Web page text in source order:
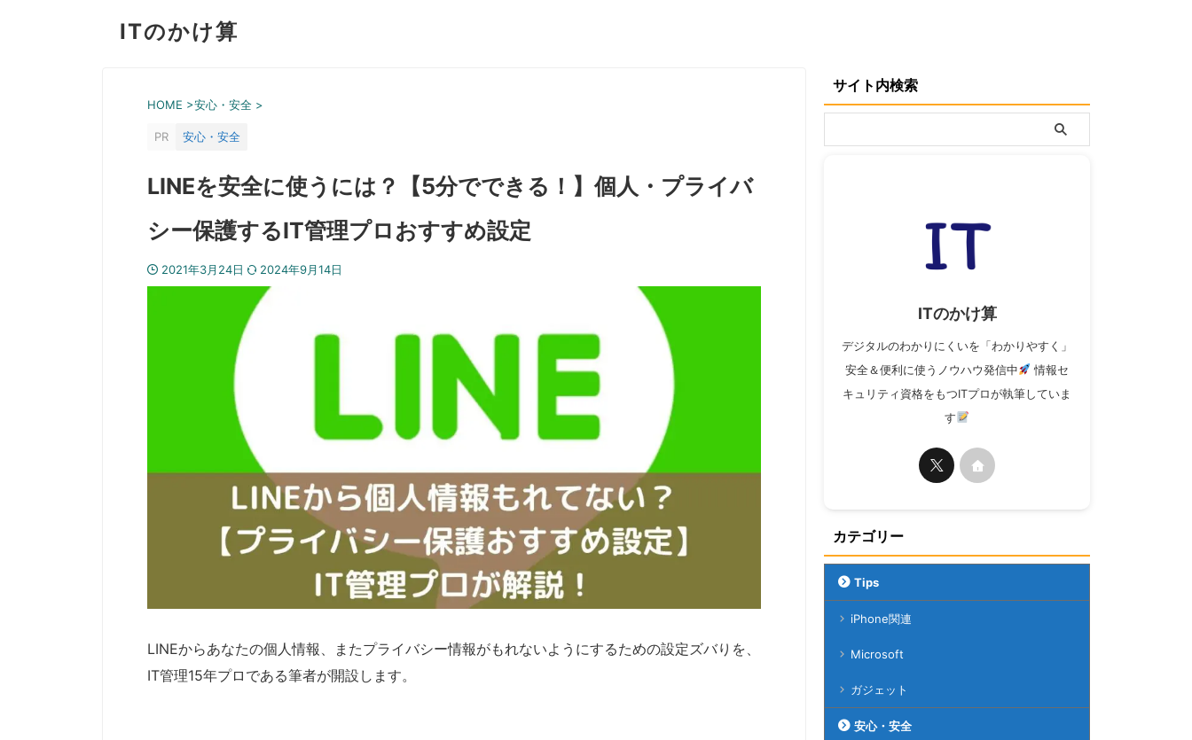
ITのかけ算
HOME >安心・安全 >
PR 安心・安全
LINEを安全に使うには？【5分でできる！】個人・プライバ
シー保護するIT管理プロおすすめ設定
2021年3月24日 2024年9月14日
LINEからあなたの個人情報、またプライバシー情報がもれないようにするための設定ズバりを、
IT管理15年プロである筆者が開設します。
サイト内検索
ITのかけ算
デジタルのわかりにくいを「わかりやすく」
安全＆便利に使うノウハウ発信中
情報セ
キュリティ資格をもつITプロが執筆していま
す
カテゴリー
Tips
iPhone関連
Microsoft
ガジェット
安心・安全